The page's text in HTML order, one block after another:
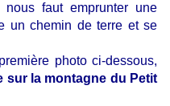
faut emprunter une
un chemin de terre et se
photo ci-dessous,
sur la montagne du Petit